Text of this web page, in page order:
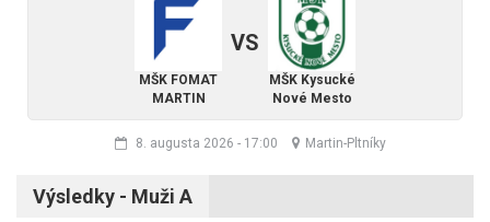
MŠK FOMAT
MARTIN
VS
MŠK Kysucké
Nové Mesto
8. augusta 2026 - 17:00 Martin-Pltníky
Výsledky - Muži A